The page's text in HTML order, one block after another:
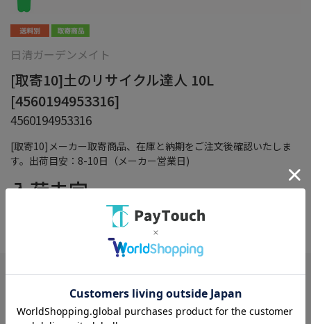
[取寄10]メーカー取寄商品、在庫と納期をご注文後確認いたしま
す。出荷目安：8-10日（メーカー営業日)
日清ガーデンメイト
[取寄10]土のリサイクル達人 10L
[4560194953316]
4560194953316
入荷未定
在庫がありません